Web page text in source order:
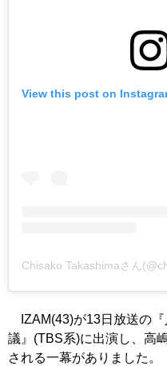
View this post on
IZAM(43)が13日放送の『
議』(TBS系)に出演し、高
される一幕がありました。